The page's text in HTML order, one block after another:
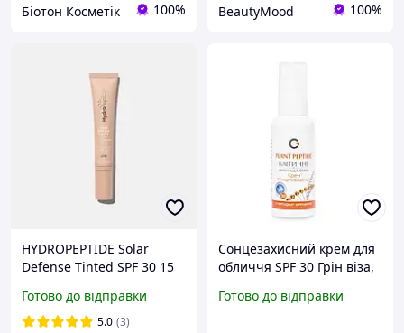
Біотон Косметік 100% BeautyMood 100%
HYDROPEPTIDE Solar
Defense Tinted SPF 30 15
тоном travel size
Готово до відправки
5.0 (3)
Сонцезахисний крем для
обличчя SPF 30 Грін віза,
Готово до відправки